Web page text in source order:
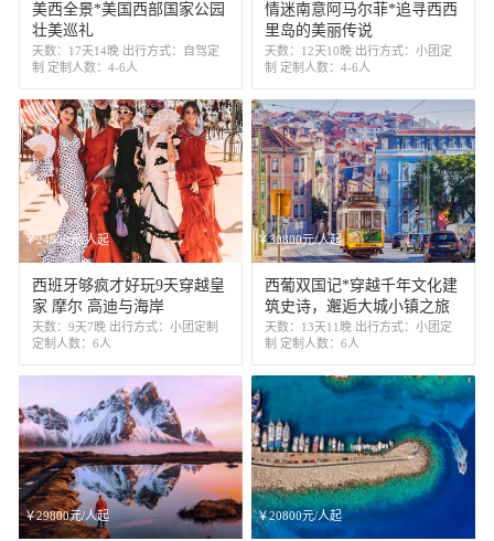
美西全景*美国西部国家公园
壮美巡礼
天数：17天14晚 出行方式：自驾定
制 定制人数：4-6人
情迷南意阿马尔菲*追寻西西
里岛的美丽传说
天数：12天10晚 出行方式：小团定
制 定制人数：4-6人
￥24800元/人起
西班牙够疯才好玩9天穿越皇
家 摩尔 高迪与海岸
天数：9天7晚 出行方式：小团定制
定制人数：6人
￥30800元/人起
西葡双国记*穿越千年文化建
筑史诗，邂逅大城小镇之旅
天数：13天11晚 出行方式：小团定
制 定制人数：6人
￥29800元/人起 ￥20800元/人起